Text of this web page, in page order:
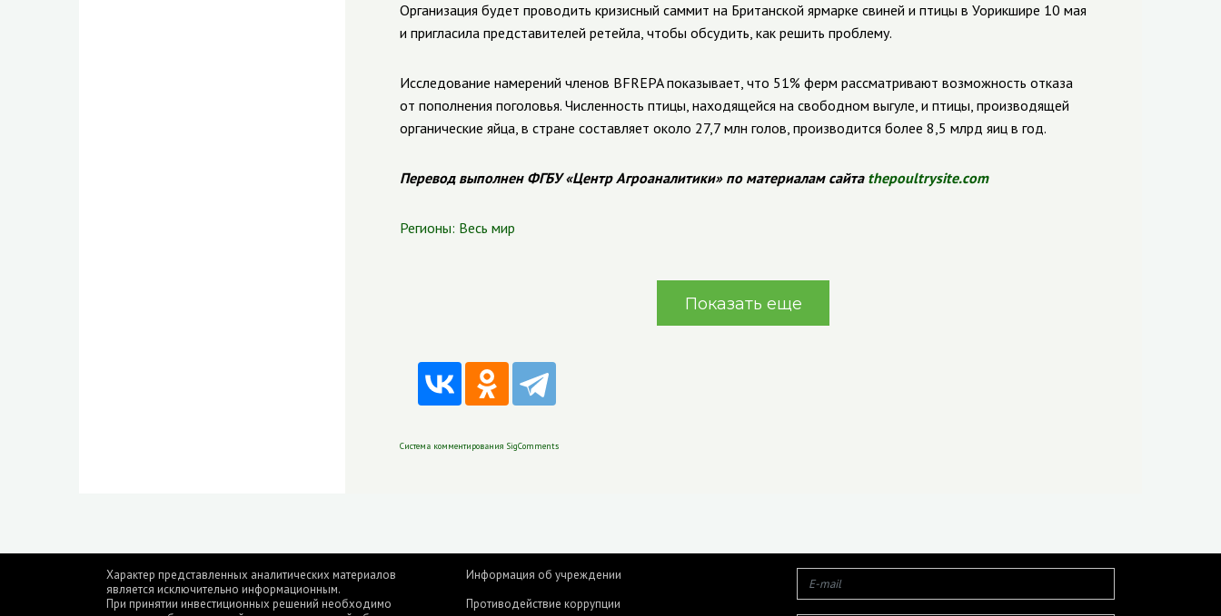
Организация будет проводить кризисный саммит на Британской ярмарке свиней и птицы в Уорикшире 10 мая
и пригласила представителей ретейла, чтобы обсудить, как решить проблему.
Исследование намерений членов BFREPA показывает, что 51% ферм рассматривают возможность отказа
от пополнения поголовья. Численность птицы, находящейся на свободном выгуле, и птицы, производящей
органические яйца, в стране составляет около 27,7 млн голов, производится более 8,5 млрд яиц в год.
Перевод выполнен ФГБУ «Центр Агроаналитики» по материалам сайта thepoultrysite.com
Регионы: Весь мир
Показать еще
Система комментирования SigComments
Характер представленных аналитических материалов
является исключительно информационным.
При принятии инвестиционных решений необходимо
Информация об учреждении
Противодействие коррупции